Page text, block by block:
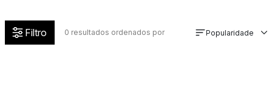
Filtro 0 resultados ordenados por Popularidade